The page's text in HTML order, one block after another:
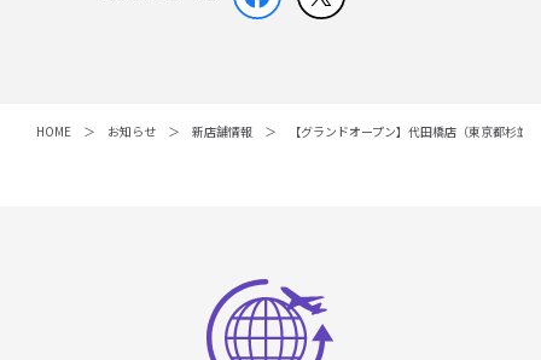
HOME お知らせ 新店舗情報 【グランドオープン】代田橋店（東京都杉並